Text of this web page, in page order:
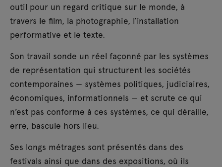
outil pour un regard critique sur le monde, à
travers le film, la photographie, l’installation
performative et le texte.
Son travail sonde un réel façonné par les systèmes
de représentation qui structurent les sociétés
contemporaines — systèmes politiques, judiciaires,
économiques, informationnels — et scrute ce qui
n’est pas conforme à ces systèmes, ce qui déraille,
erre, bascule hors lieu.
Ses longs métrages sont présentés dans des
festivals ainsi que dans des expositions, où ils